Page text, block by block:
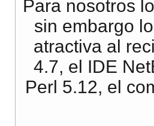
Para nosotros
sin embargo
atractiva al
4.7, el IDE
Perl 5.12, el